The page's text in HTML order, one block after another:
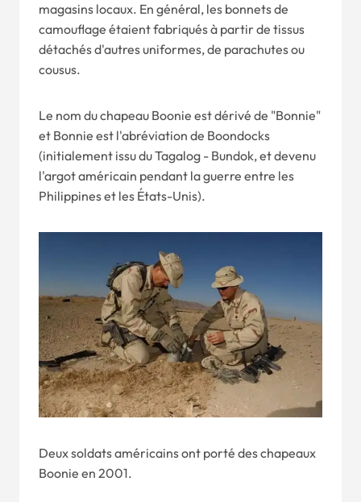
magasins locaux. En général, les bonnets de
camouflage étaient fabriqués à partir de tissus
détachés d'autres uniformes, de parachutes ou
cousus.
Le nom du chapeau Boonie est dérivé de "Bonnie"
et Bonnie est l'abréviation de Boondocks
(initialement issu du Tagalog - Bundok, et devenu
l'argot américain pendant la guerre entre les
Philippines et les États-Unis).
Deux soldats américains ont porté des chapeaux
Boonie en 2001.